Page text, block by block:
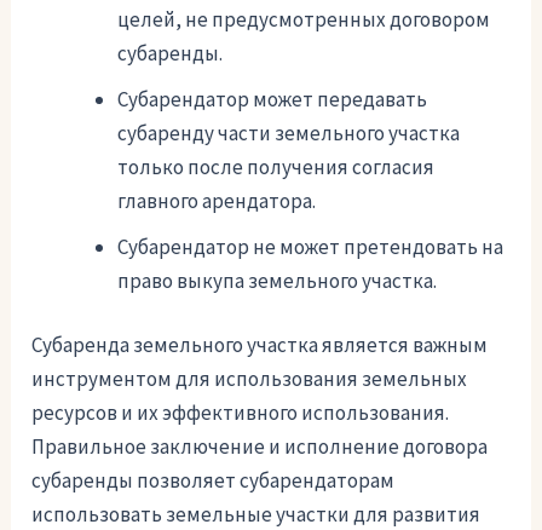
целей, не предусмотренных договором
субаренды.
Субарендатор может передавать
субаренду части земельного участка
только после получения согласия
главного арендатора.
Субарендатор не может претендовать на
право выкупа земельного участка.
Субаренда земельного участка является важным
инструментом для использования земельных
ресурсов и их эффективного использования.
Правильное заключение и исполнение договора
субаренды позволяет субарендаторам
использовать земельные участки для развития